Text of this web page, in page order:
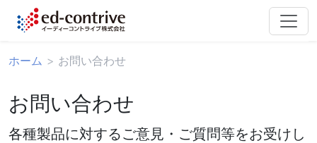
ホーム お問い合わせ
お問い合わせ
各種製品に対するご意見・ご質問等をお受けし